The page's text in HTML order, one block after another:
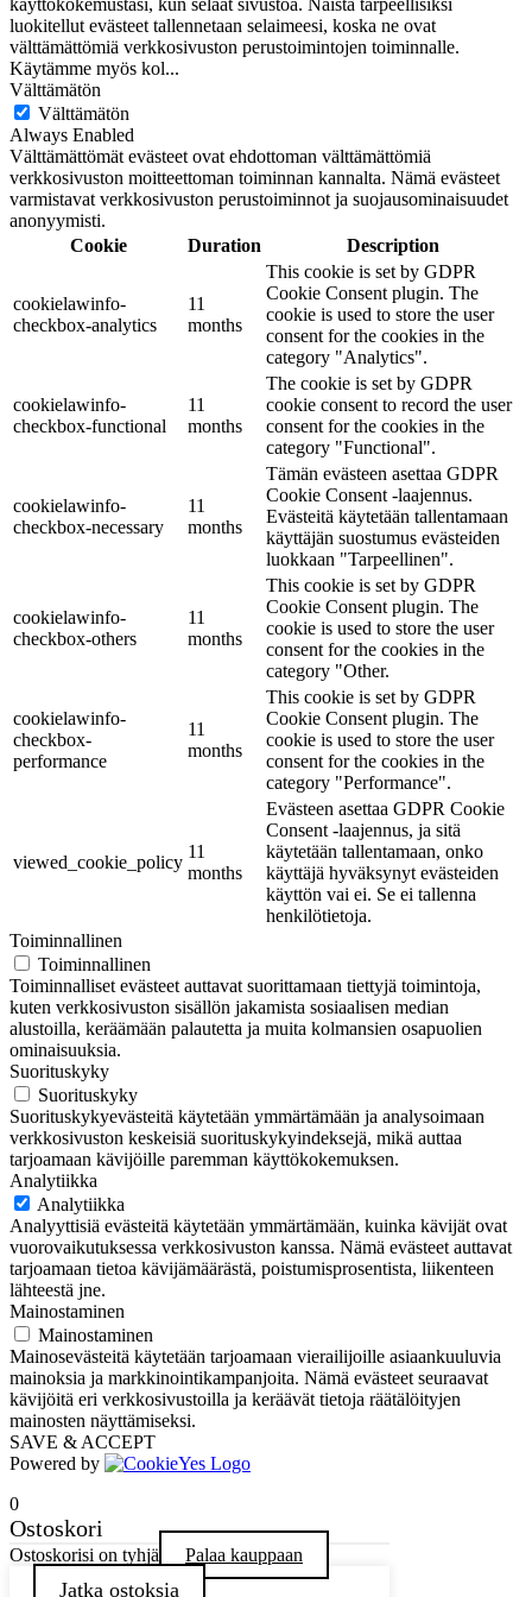
luokitellut evästeet tallennetaan selaimeesi, koska ne ovat
välttämättömiä verkkosivuston perustoimintojen toiminnalle.
Käytämme myös kol...
Välttämätön
Välttämätön
Always Enabled
Välttämättömät evästeet ovat ehdottoman välttämättömiä
verkkosivuston moitteettoman toiminnan kannalta. Nämä evästeet
varmistavat verkkosivuston perustoiminnot ja suojausominaisuudet
anonyymisti.
Cookie
Duration Description
cookielawinfo-
checkbox-analytics
11
months
This cookie is set by GDPR
Cookie Consent plugin. The
cookie is used to store the user
consent for the cookies in the
category "Analytics".
cookielawinfo-
checkbox-functional
11
months
The cookie is set by GDPR
cookie consent to record the user
consent for the cookies in the
category "Functional".
cookielawinfo-
checkbox-necessary
11
months
Tämän evästeen asettaa GDPR
Cookie Consent -laajennus.
Evästeitä käytetään tallentamaan
käyttäjän suostumus evästeiden
luokkaan "Tarpeellinen".
cookielawinfo-
checkbox-others
11
months
This cookie is set by GDPR
Cookie Consent plugin. The
cookie is used to store the user
consent for the cookies in the
category "Other.
cookielawinfo-
checkbox-
performance
11
months
This cookie is set by GDPR
Cookie Consent plugin. The
cookie is used to store the user
consent for the cookies in the
category "Performance".
viewed_cookie_policy
11
months
Evästeen asettaa GDPR Cookie
Consent -laajennus, ja sitä
käytetään tallentamaan, onko
käyttäjä hyväksynyt evästeiden
käyttön vai ei. Se ei tallenna
henkilötietoja.
Toiminnallinen
Toiminnallinen
Toiminnalliset evästeet auttavat suorittamaan tiettyjä toimintoja,
kuten verkkosivuston sisällön jakamista sosiaalisen median
alustoilla, keräämään palautetta ja muita kolmansien osapuolien
ominaisuuksia.
Suorituskyky
Suorituskyky
Suorituskykyevästeitä käytetään ymmärtämään ja analysoimaan
verkkosivuston keskeisiä suorituskykyindeksejä, mikä auttaa
tarjoamaan kävijöille paremman käyttökokemuksen.
Analytiikka
Analytiikka
Analyyttisiä evästeitä käytetään ymmärtämään, kuinka kävijät ovat
vuorovaikutuksessa verkkosivuston kanssa. Nämä evästeet auttavat
tarjoamaan tietoa kävijämäärästä, poistumisprosentista, liikenteen
lähteestä jne.
Mainostaminen
Mainostaminen
Mainosevästeitä käytetään tarjoamaan vierailijoille asiaankuuluvia
mainoksia ja markkinointikampanjoita. Nämä evästeet seuraavat
kävijöitä eri verkkosivustoilla ja keräävät tietoja räätälöityjen
mainosten näyttämiseksi.
SAVE & ACCEPT
Powered by
0
Ostoskori
Ostoskorisi on tyhjä Palaa kauppaan
Jatka ostoksia